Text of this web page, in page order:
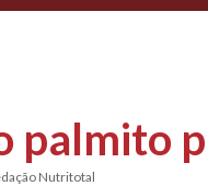
palmito
Nutritotal